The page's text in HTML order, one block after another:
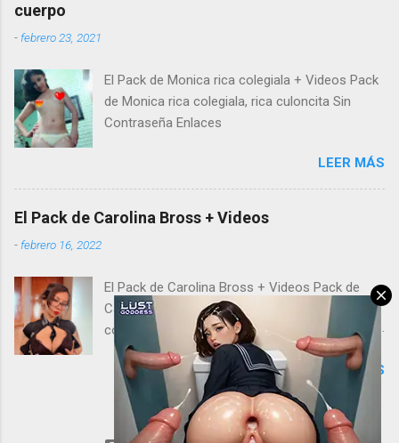
cuerpo
- febrero 23, 2021
El Pack de Monica rica colegiala + Videos Pack
de Monica rica colegiala, rica culoncita Sin
Contraseña Enlaces
LEER MÁS
El Pack de Carolina Bross + Videos
- febrero 16, 2022
El Pack de Carolina Bross + Videos Pack de
Carolina Bross, morocha tetona aporta su
colección de fotos sexys y video hot para que
disfrutes con ella de principio a fin. No te
pierdas los mejores packs de chicas y
famosas que tenemos para ti. Estás solo a un
clic de descargar el pack y videos hot de
Carolina Bross, ¿qué esperas? Si quieres ver y
LEER MÁS